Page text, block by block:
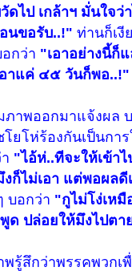
ดไป เกล้าฯ มั่นใจว่
นขอรับ..!"ท่านก็เงี
กว่า "เอาอย่างนี้ก็
อาแค่ ๔๕ วันก็พอ..!"
าพออกมาแจ้งผล
โยโห่ร้องกันเป็นกา
"ไอ้ห่..ทีจะให้เข้าไ
ก็ไม่เอา แต่พอผล
บอกว่า "กูไม่โง่เห
ด ปล่อยให้มึงไปต
รู้สึกว่าพรรคพวกเ